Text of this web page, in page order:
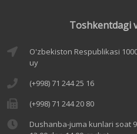
Toshkentdagi
O'zbekiston Respublikasi
uy
(+998) 71 244 25 16
(+998) 71 244 20 80
Dushanba-juma kunlari soat